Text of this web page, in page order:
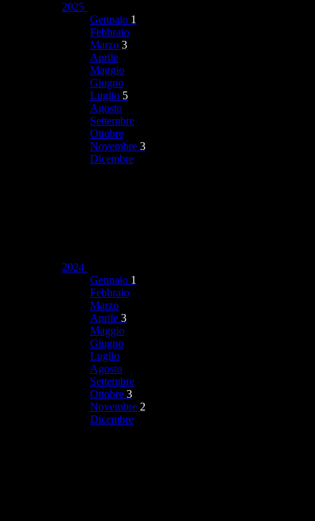
2025
Gennaio 1
Febbraio
Marzo 3
Aprile
Maggio
Giugno
Luglio 5
Agosto
Settembre
Ottobre
Novembre 3
Dicembre
2024
Gennaio 1
Febbraio
Marzo
Aprile 3
Maggio
Giugno
Luglio
Agosto
Settembre
Ottobre 3
Novembre 2
Dicembre